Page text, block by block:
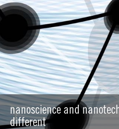
nanoscience and
different